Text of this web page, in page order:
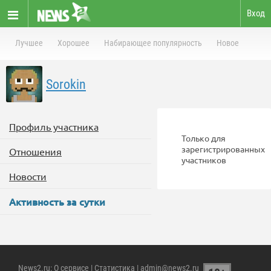
Вход
Лучшее Хорошее Набирающее популярность Новое
Sorokin
Профиль участника
Отношения
Новости
Активность за сутки
Только для
зарегистрированных
участников
News2.ru: О сервисе | Статистика | admin@news2.ru